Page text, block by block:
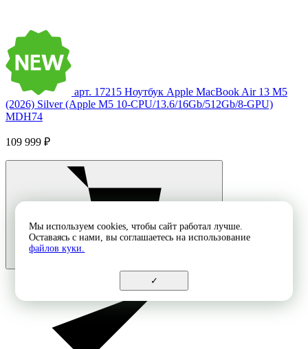
арт. 17215 Ноутбук Apple MacBook Air 13 M5
(2026) Silver (Apple M5 10-CPU/13.6/16Gb/512Gb/8-GPU)
MDH74
109 999 ₽
Мы используем cookies, чтобы сайт работал лучше.
Оставаясь с нами, вы соглашаетесь на использование
файлов куки.
✓